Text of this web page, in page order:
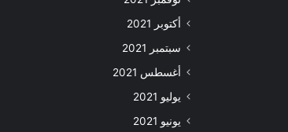
أكتوبر 2021
سبتمبر 2021
أغسطس 2021
يوليو 2021
يونيو 2021